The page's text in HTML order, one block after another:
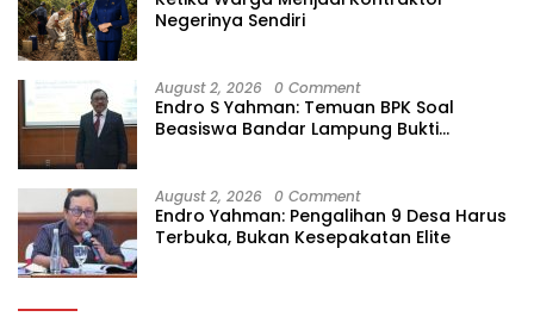
Negerinya Sendiri
August 2, 2026 0 Comment
Endro S Yahman: Temuan BPK Soal
Beasiswa Bandar Lampung Bukti
August 2, 2026 0 Comment
Endro Yahman: Pengalihan 9 Desa Harus
Terbuka, Bukan Kesepakatan Elite